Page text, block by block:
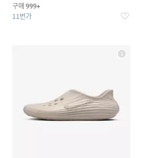
구매 999+
11번가